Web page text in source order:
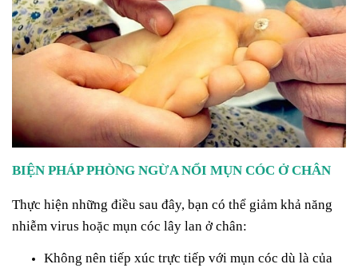
BIỆN PHÁP PHÒNG NGỪA NỔI MỤN CÓC Ở CHÂN
Thực hiện những điều sau đây, bạn có thể giảm khả năng
nhiễm virus hoặc mụn cóc lây lan ở chân:
Không nên tiếp xúc trực tiếp với mụn cóc dù là của